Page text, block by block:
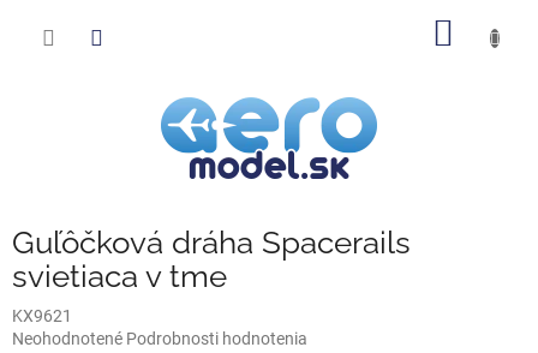
Guľôčková dráha Spacerails
svietiaca v tme
KX9621
Priemerné
Neohodnotené Podrobnosti hodnotenia